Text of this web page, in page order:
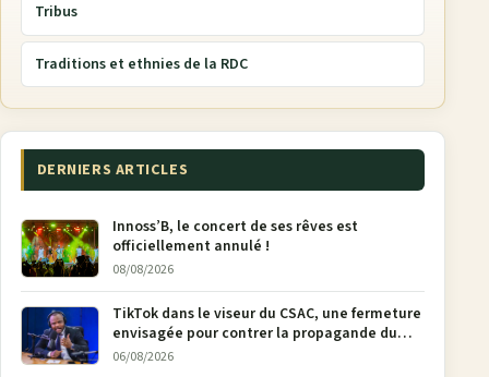
Tribus
Traditions et ethnies de la RDC
DERNIERS ARTICLES
Innoss’B, le concert de ses rêves est
officiellement annulé !
08/08/2026
TikTok dans le viseur du CSAC, une fermeture
envisagée pour contrer la propagande du
M23
06/08/2026